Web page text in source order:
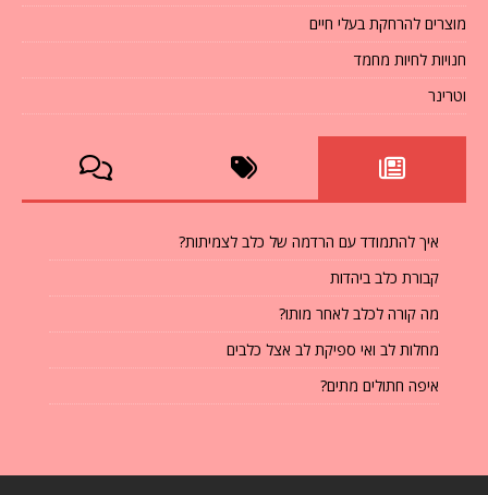
מוצרים להרחקת בעלי חיים
חנויות לחיות מחמד
וטרינר
איך להתמודד עם הרדמה של כלב לצמיתות?
קבורת כלב ביהדות
מה קורה לכלב לאחר מותו?
מחלות לב ואי ספיקת לב אצל כלבים
איפה חתולים מתים?